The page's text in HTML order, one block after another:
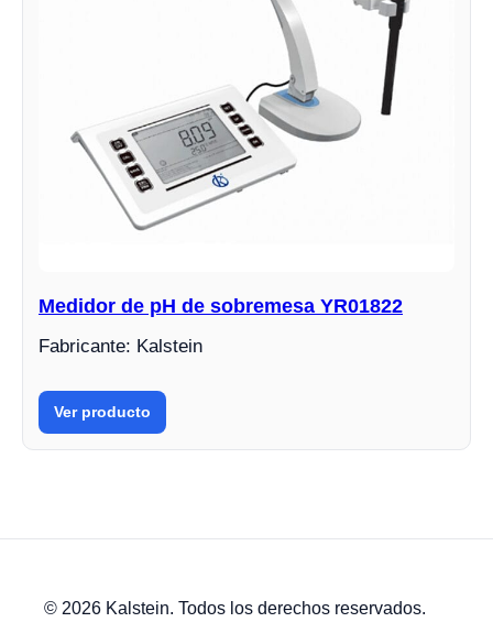
Medidor de pH de sobremesa YR01822
Fabricante: Kalstein
Ver producto
© 2026 Kalstein. Todos los derechos reservados.